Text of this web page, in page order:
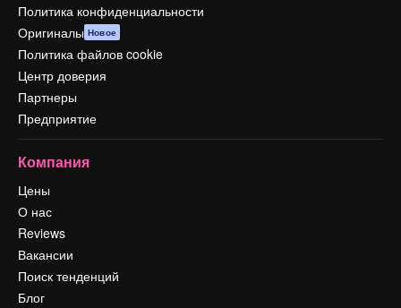
Политика конфиденциальности
Оригиналы Новое
Политика файлов cookie
Центр доверия
Партнеры
Предприятие
Компания
Цены
О нас
Reviews
Вакансии
Поиск тенденций
Блог